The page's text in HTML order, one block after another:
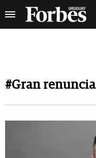
#Gran renuncia